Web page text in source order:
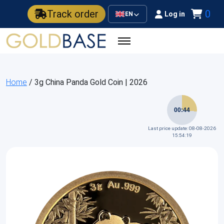
Track order EN Log in 0
Home / 3g China Panda Gold Coin | 2026
00:44
Last price update: 08-08-2026
15:54:19